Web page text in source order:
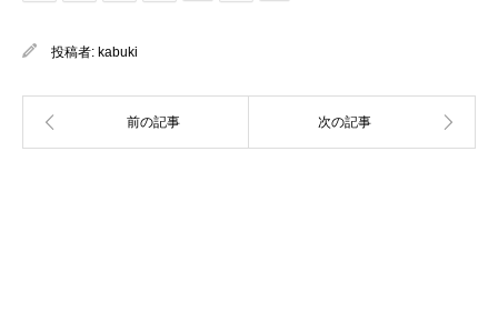
投稿者: kabuki